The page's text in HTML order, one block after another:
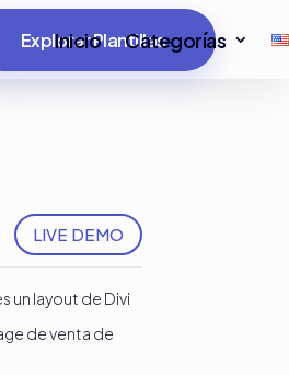
Inicio Categorías
Explorar Plantillas
LIVE DEMO
un layout de Divi
de venta de